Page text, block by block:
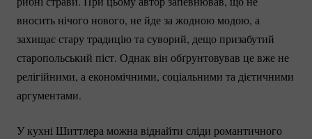
вносить нічого нового, не йде за жодною модою, а
захищає стару традицію та суворий, дещо призабутий
старопольський піст. Однак він обґрунтовував це вже не
релігійними, а економічними, соціальними та дієтичними
аргументами.
У кухні Шиттлера можна віднайти сліди романтичного